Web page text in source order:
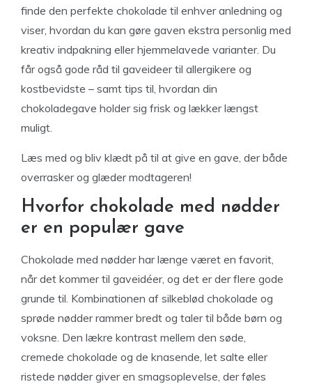
finde den perfekte chokolade til enhver anledning og
viser, hvordan du kan gøre gaven ekstra personlig med
kreativ indpakning eller hjemmelavede varianter. Du
får også gode råd til gaveideer til allergikere og
kostbevidste – samt tips til, hvordan din
chokoladegave holder sig frisk og lækker længst
muligt.
Læs med og bliv klædt på til at give en gave, der både
overrasker og glæder modtageren!
Hvorfor chokolade med nødder
er en populær gave
Chokolade med nødder har længe været en favorit,
når det kommer til gaveidéer, og det er der flere gode
grunde til. Kombinationen af silkeblød chokolade og
sprøde nødder rammer bredt og taler til både børn og
voksne. Den lækre kontrast mellem den søde,
cremede chokolade og de knasende, let salte eller
ristede nødder giver en smagsoplevelse, der føles